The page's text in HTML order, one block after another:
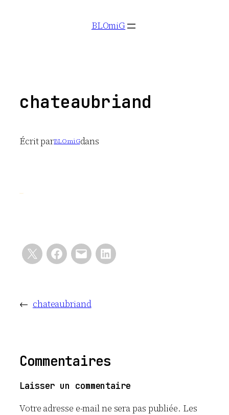
BLOmiG
chateaubriand
Écrit parBLOmiGdans
← chateaubriand
Commentaires
Laisser un commentaire
Votre adresse e-mail ne sera pas publiée. Les